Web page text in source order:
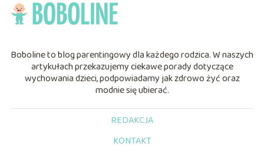
Boboline to blog parentingowy dla każdego rodzica. W naszych
artykułach przekazujemy ciekawe porady dotyczące
wychowania dzieci, podpowiadamy jak zdrowo żyć oraz
modnie się ubierać.
REDAKCJA
KONTAKT